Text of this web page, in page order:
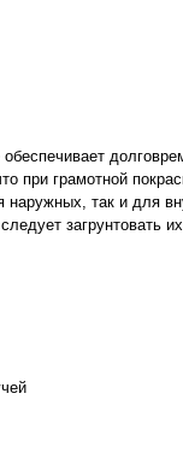
грамотной
так и для
загрунтовать